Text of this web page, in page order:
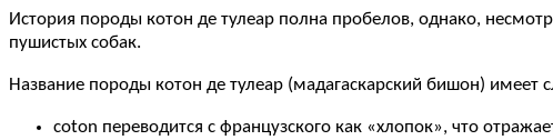
История породы котон де тулеар полна пробелов, однако,
пушистых собак.
Название породы котон де тулеар (мадагаскарский бишон) имеет
coton переводится с французского как «хлопок», что